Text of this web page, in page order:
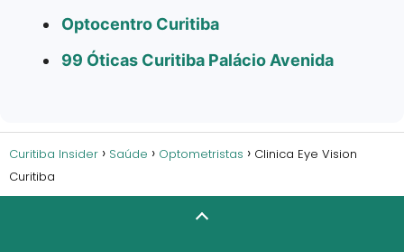
Optocentro Curitiba
99 Óticas Curitiba Palácio Avenida
Curitiba Insider Saúde Optometristas
Clinica Eye Vision
Curitiba